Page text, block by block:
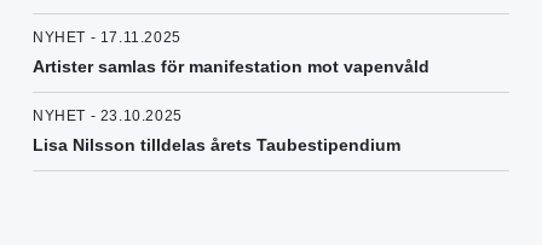
NYHET - 17.11.2025
Artister samlas för manifestation mot vapenvåld
NYHET - 23.10.2025
Lisa Nilsson tilldelas årets Taubestipendium